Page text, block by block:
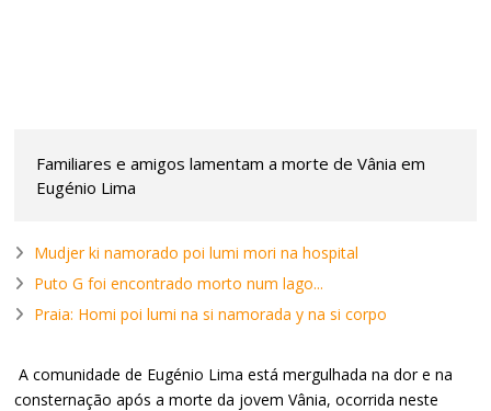
Familiares e amigos lamentam a morte de Vânia em
Eugénio Lima
Mudjer ki namorado poi lumi mori na hospital
Puto G foi encontrado morto num lago...
Praia: Homi poi lumi na si namorada y na si corpo
A comunidade de Eugénio Lima está mergulhada na dor e na
consternação após a morte da jovem Vânia, ocorrida neste